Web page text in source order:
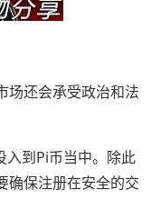
场还会承受政治和法
入到Pi币当中。除此
确保注册在安全的交